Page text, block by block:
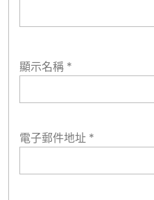
顯示名稱 *
電子郵件地址 *